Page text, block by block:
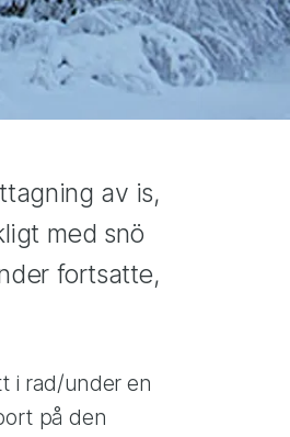
av is,
med snö
fortsatte,
i rad/under en
på den